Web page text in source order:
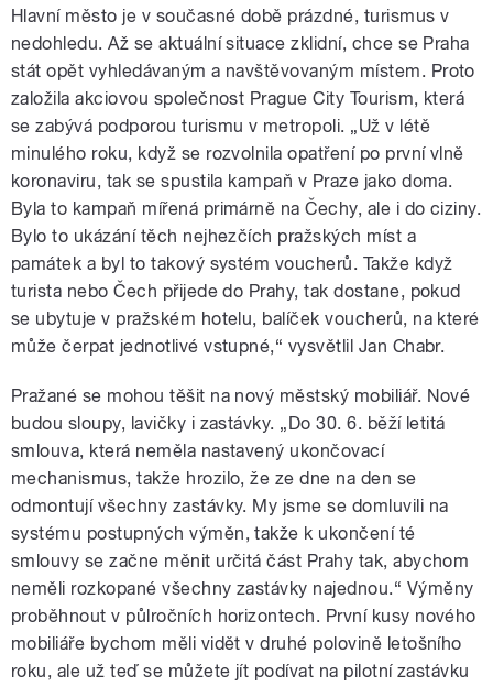
Hlavní město je v současné době prázdné, turismus v
nedohledu. Až se aktuální situace zklidní, chce se Praha
stát opět vyhledávaným a navštěvovaným místem. Proto
založila akciovou společnost Prague City Tourism, která
se zabývá podporou turismu v metropoli. „Už v létě
minulého roku, když se rozvolnila opatření po první vlně
koronaviru, tak se spustila kampaň v Praze jako doma.
Byla to kampaň mířená primárně na Čechy, ale i do ciziny.
Bylo to ukázání těch nejhezčích pražských míst a
památek a byl to takový systém voucherů. Takže když
turista nebo Čech přijede do Prahy, tak dostane, pokud
se ubytuje v pražském hotelu, balíček voucherů, na které
může čerpat jednotlivé vstupné,“ vysvětlil Jan Chabr.
Pražané se mohou těšit na nový městský mobiliář. Nové
budou sloupy, lavičky i zastávky. „Do 30. 6. běží letitá
smlouva, která neměla nastavený ukončovací
mechanismus, takže hrozilo, že ze dne na den se
odmontují všechny zastávky. My jsme se domluvili na
systému postupných výměn, takže k ukončení té
smlouvy se začne měnit určitá část Prahy tak, abychom
neměli rozkopané všechny zastávky najednou.“ Výměny
proběhnout v půlročních horizontech. První kusy nového
mobiliáře bychom měli vidět v druhé polovině letošního
roku, ale už teď se můžete jít podívat na pilotní zastávku